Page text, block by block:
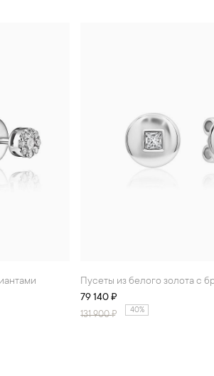
Пусеты из белого золота с
79 140 ₽
131 900₽ 40%